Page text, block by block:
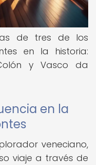
de tres de los
en la historia:
y Vasco da
en la
veneciano,
viaje a través de